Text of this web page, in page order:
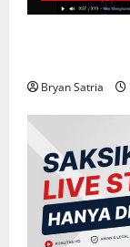
Bryan Satria